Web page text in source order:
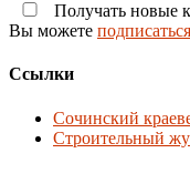
Получать новые
Вы можете
Ссылки
Сочинский
Строительный